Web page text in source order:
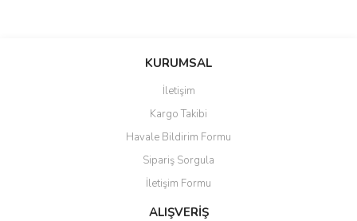
Bu ürüne ilk yorumu siz yapın!
Ürün resmi kalitesiz, bozuk veya görüntülenemiyor.
Ürün açıklamasında eksik bilgiler bulunuyor.
Ürün bilgilerinde hatalar bulunuyor.
Ürün fiyatı diğer sitelerden daha pahalı.
Bu ürüne benzer farklı alternatifler olmalı.
KURUMSAL
İletişim
Kargo Takibi
Havale Bildirim Formu
Sipariş Sorgula
İletişim Formu
ALIŞVERİŞ